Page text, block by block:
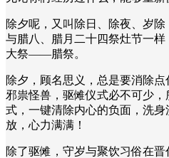
除夕呢，又叫除日、除夜、岁
与腊八、腊月二十四祭灶节一
大祭——腊祭。
除夕，顾名思义，总是要消除点
邪祟怪兽，驱傩仪式必不可少
式，一键清除内心的负面，洗
放，心力满满！
除了驱傩，守岁与聚饮习俗在